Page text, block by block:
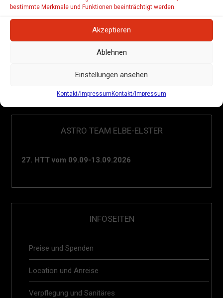
bestimmte Merkmale und Funktionen beeinträchtigt werden.
Akzeptieren
Ablehnen
Einstellungen ansehen
Kontakt/ImpressumKontakt/Impressum
Beitragsnavigation← Bilder vom HTT 2025
(Bild 2) von Mirko Wanke aus Chemnitz eingereicht
→
ASTRO TEAM ELBE-ELSTER
27. HTT vom 09.09-13.09.2026
INFOSEITEN
Preise und Spenden
Location und Anreise
Verpflegung und Sanitäres